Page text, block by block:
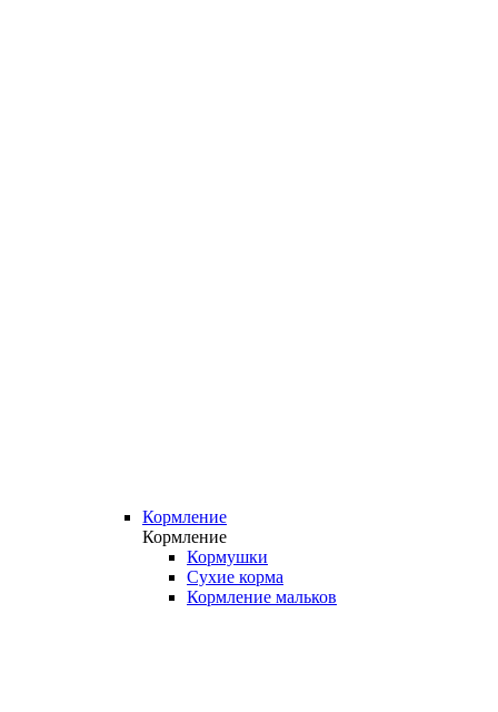
Кормление
Кормление
Кормушки
Сухие корма
Кормление мальков